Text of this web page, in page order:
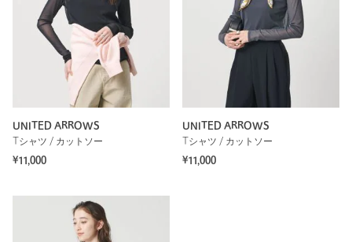
UNITED ARROWS
Tシャツ / カットソー
¥11,000
UNITED ARROWS
Tシャツ / カットソー
¥11,000